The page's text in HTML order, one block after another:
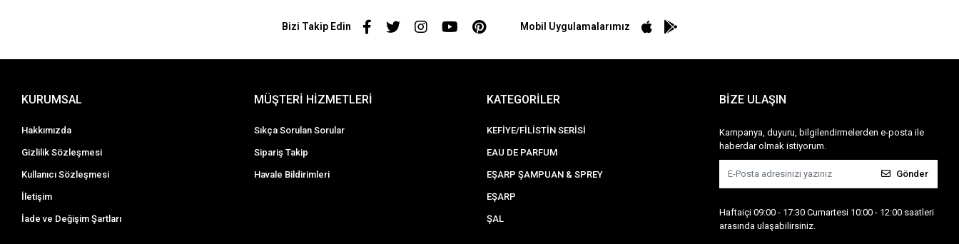
Bizi Takip Edin Mobil Uygulamalarımız
KURUMSAL
Hakkımızda
Gizlilik Sözleşmesi
Kullanıcı Sözleşmesi
İletişim
İade ve Değişim Şartları
MÜŞTERİ HİZMETLERİ
Sıkça Sorulan Sorular
Sipariş Takip
Havale Bildirimleri
KATEGORİLER
KEFİYE/FİLİSTİN SERİSİ
EAU DE PARFUM
EŞARP ŞAMPUAN & SPREY
EŞARP
ŞAL
BİZE ULAŞIN
Kampanya, duyuru, bilgilendirmelerden e-posta ile
haberdar olmak istiyorum.
Gönder
Haftaiçi 09:00 - 17:30 Cumartesi 10:00 - 12:00 saatleri
arasında ulaşabilirsiniz.